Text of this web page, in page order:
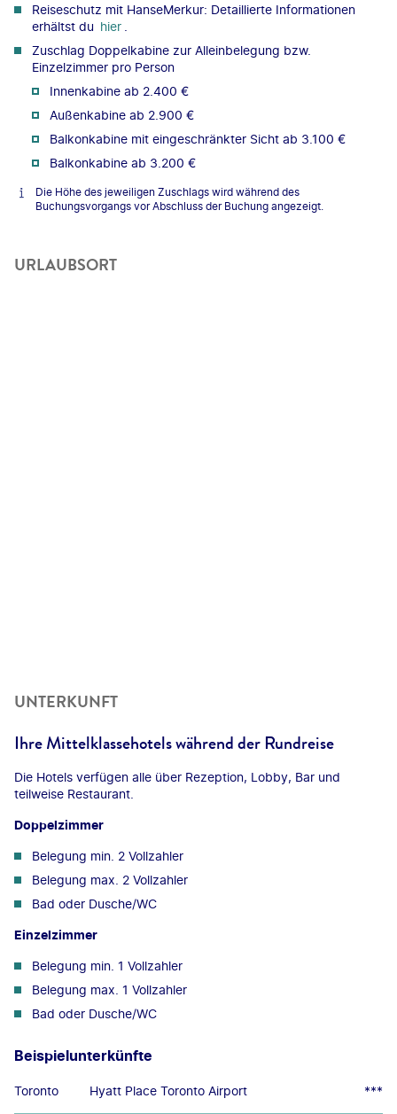
Reiseschutz mit HanseMerkur: Detaillierte Informationen
erhältst du hier
Zuschlag Doppelkabine zur Alleinbelegung bzw.
Einzelzimmer pro Person
Innenkabine ab 2.400 €
Außenkabine ab 2.900 €
Balkonkabine mit eingeschränkter Sicht ab 3.100 €
Balkonkabine ab 3.200 €
Die Höhe des jeweiligen Zuschlags wird während des
Buchungsvorgangs vor Abschluss der Buchung angezeigt.
URLAUBSORT
UNTERKUNFT
Ihre Mittelklassehotels während der Rundreise
Die Hotels verfügen alle über Rezeption, Lobby, Bar und
teilweise Restaurant.
Doppelzimmer
Belegung min. 2 Vollzahler
Belegung max. 2 Vollzahler
Bad oder Dusche/WC
Einzelzimmer
Belegung min. 1 Vollzahler
Belegung max. 1 Vollzahler
Bad oder Dusche/WC
Beispielunterkünfte
Toronto Hyatt Place Toronto Airport ***